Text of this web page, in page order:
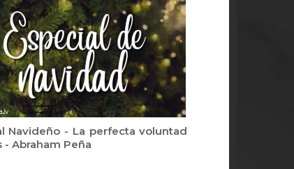
Navideño - La perfecta voluntad
- Abraham Peña